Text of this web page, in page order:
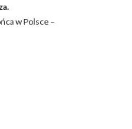
w Polsce –